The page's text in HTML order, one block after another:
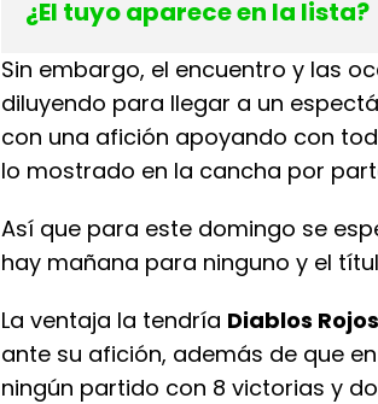
¿El tuyo aparece en la lista?
Sin embargo, el encuentro y las
diluyendo para llegar a un
con una afición apoyando con
lo mostrado en la cancha por
Así que para este domingo se
hay mañana para ninguno y el
La ventaja la tendría Diablos Rojos
ante su afición, además de que
ningún partido con 8 victorias y